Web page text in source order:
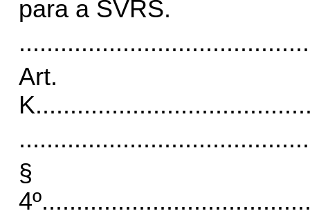
para a SVRS.
Art.
K.
§
4º